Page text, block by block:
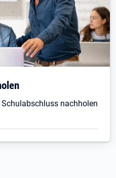
Schulabschluss nachholen